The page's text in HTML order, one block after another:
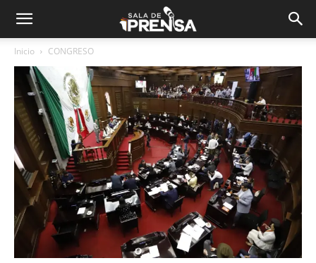
Inicio CONGRESO